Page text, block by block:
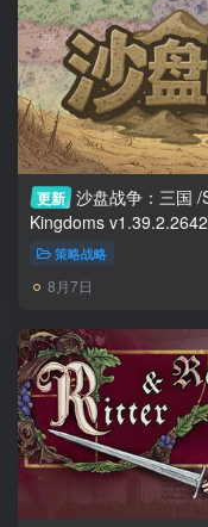
更新 沙盘战争：三国
策略战略
8月7日